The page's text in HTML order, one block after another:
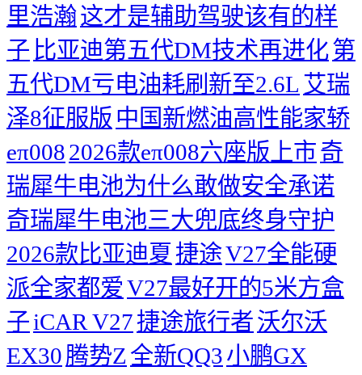
里浩瀚这才是辅助驾驶该有的样
子 比亚迪第五代DM技术再进化第
五代DM亏电油耗刷新至2.6L 艾瑞
泽8征服版 中国新燃油高性能家轿
eπ0082026款eπ008六座版上市奇
瑞犀牛电池为什么敢做安全承诺
奇瑞犀牛电池三大兜底终身守护
2026款比亚迪夏 捷途V27全能硬
派全家都爱V27最好开的5米方盒
子iCAR V27捷途旅行者沃尔沃
EX30腾势Z 全新QQ3小鹏GX